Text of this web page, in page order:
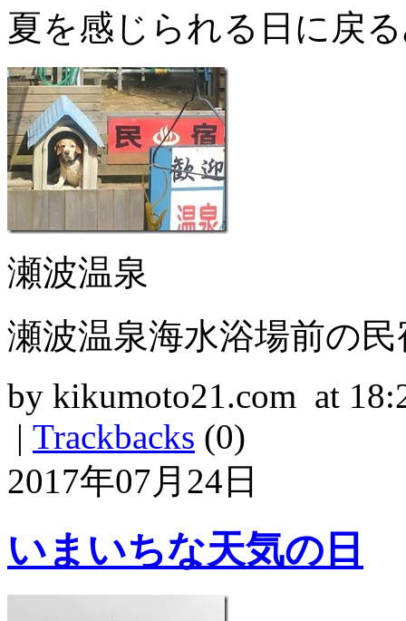
夏を感じられる日に戻
瀬波温泉
瀬波温泉海水浴場前の
by kikumoto21.com at
| Trackbacks (0)
2017年07月24日
いまいちな天気の日